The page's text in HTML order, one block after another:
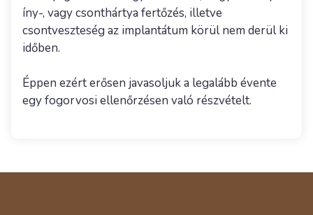
íny-, vagy csonthártya fertőzés, illetve
csontveszteség az implantátum körül nem derül ki
időben.
Éppen ezért erősen javasoljuk a legalább évente
egy fogorvosi ellenőrzésen való részvételt.